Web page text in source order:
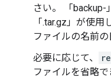
さい。 「backup-
「.tar.gz」が使
ファイルの名前の
必要に応じて、
ファイルを省略